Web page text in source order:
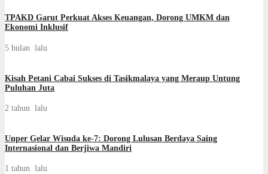
TPAKD Garut Perkuat Akses Keuangan, Dorong UMKM dan
Ekonomi Inklusif
5 bulan lalu
Kisah Petani Cabai Sukses di Tasikmalaya yang Meraup Untung
Puluhan Juta
2 tahun lalu
Unper Gelar Wisuda ke-7: Dorong Lulusan Berdaya Saing
Internasional dan Berjiwa Mandiri
1 tahun lalu